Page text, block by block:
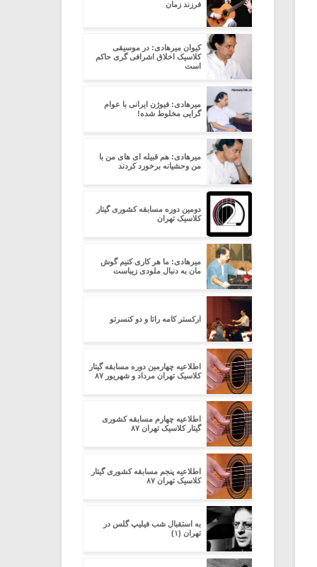
فرزند زمان
کیوان میرهادی: در موسیقی
کلاسیک اخلاق اشرافی گری حاکم
است
میرهادی: فیوژن ایرانی با عوام
گرایی مخلوط شده!
میرهادی: هم قبیله ای های من با
من وحشیانه برخورد کردند
دومین دوره مسابقه کشوری گیتار
کلاسیک تهران
میرهادی: ما هر کاری کنیم گوش
مان به دنبال ملودی زیباست
ارکستر کامه راتا و دو کنسرتو
اطلاعیه چهارمین دوره مسابقه گیتار
کلاسیک تهران مرداد و شهریور ۸۷
اطلاعیه چهارم مسابقه کشوری
گیتار کلاسیک تهران ۸۷
اطلاعیه پنجم مسابقه کشوری گیتار
کلاسیک تهران ۸۷
به استقبال شب فیلیپ گلس در
تهران (۱)